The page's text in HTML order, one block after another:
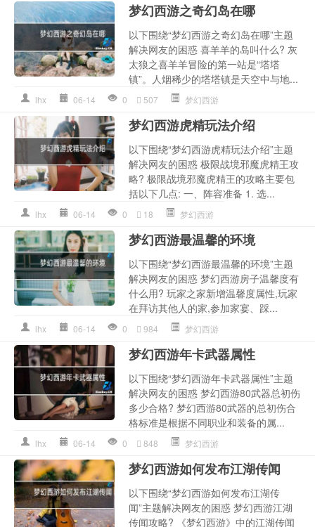
梦幻西游之奇幻岛在哪
以下围绕“梦幻西游之奇幻岛在哪”主题
解决网友的困惑 喜羊羊的岛叫什么? 灰
太狼之喜羊羊冒险的第一站是“塔塔
镇”。人烟稀少的塔塔镇是天空中与地...
lhx 06-14 0 507 梦幻西游
梦幻西游虎精玩法介绍
以下围绕“梦幻西游虎精玩法介绍”主题
解决网友的困惑 极限战境邪魔虎精王攻
略? 极限战境邪魔虎精王的攻略主要包
括以下几点: 一、阵容准备 1. 选...
lhx 06-14 0 18 梦幻西游
梦幻西游最温馨的环境
以下围绕“梦幻西游最温馨的环境”主题
解决网友的困惑 梦幻西游房子温馨度有
什么用? 玩家之家新增温馨度属性,玩家
在拜访其他人的家,参加家宴、踩...
lhx 06-14 0 984 梦幻西游
梦幻西游年卡武器属性
以下围绕“梦幻西游年卡武器属性”主题
解决网友的困惑 梦幻西游80武器总初伤
多少合格? 梦幻西游80武器的总初伤合
格标准是根据不同职业和装备的属...
lhx 06-14 0 848 梦幻西游
梦幻西游如何发布江湖传闻
以下围绕“梦幻西游如何发布江湖传
闻”主题解决网友的困惑 梦幻西游江湖
传闻攻略? 《梦幻西游》中的江湖传闻